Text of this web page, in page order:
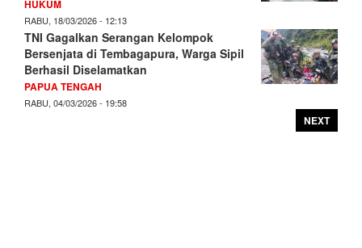
HUKUM
RABU, 18/03/2026 - 12:13
TNI Gagalkan Serangan Kelompok
Bersenjata di Tembagapura, Warga Sipil
Berhasil Diselamatkan
PAPUA TENGAH
RABU, 04/03/2026 - 19:58
NEXT